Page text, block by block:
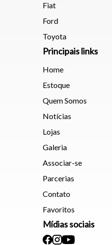
Fiat
Ford
Toyota
Principais links
Home
Estoque
Quem Somos
Notícias
Lojas
Galeria
Associar-se
Parcerias
Contato
Favoritos
Mídias sociais